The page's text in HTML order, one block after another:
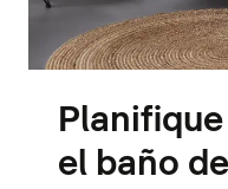
el baño